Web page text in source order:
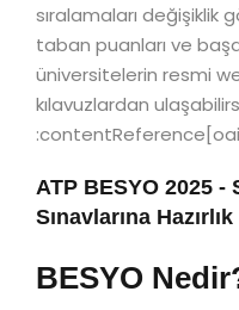
sıralamaları değişiklik
taban puanları ve
üniversitelerin resmi
kılavuzlardan
ATP BESYO 2025
Sınavlarına Hazırlık
BESYO